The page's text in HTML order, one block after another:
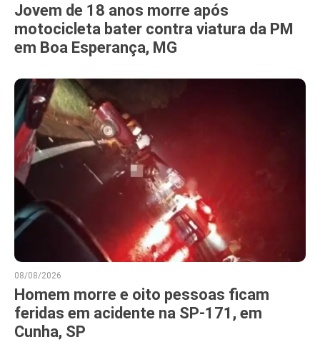
Jovem de 18 anos morre após
motocicleta bater contra viatura da PM
em Boa Esperança, MG
08/08/2026
Homem morre e oito pessoas ficam
feridas em acidente na SP-171, em
Cunha, SP